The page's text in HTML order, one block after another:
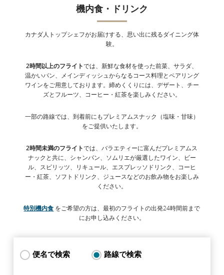
など、さまざまなサービスをご提供しています。お客様の目の前
で調理するライブクッキングステーションでは、著名シェフ デビ
す。*
詳細はこちら
および提携パートナーのラウンジ をご利用いただけます。受付で
搭乗券をご提示ください。
機内食・ドリンク
カナダ人トップシェフがお届けする、思い出に残るダイニング体
験。
2時間以上のフライトでは、新鮮な食材を使った前菜、サラダ、
温かいパン、メインディッシュからなるコース料理とペアリング
ワインをご用意しております。締めくくりには、デザート、チー
ズとフルーツ、コーヒー・紅茶を楽しみください。
一部の路線では、到着前にもプレミアムスナック（塩味・甘味）
をご提供いたします。
2時間未満のフライトでは、バラエティーに富んだプレミアムス
ナックと共に、シャンパン、ソムリエが厳選したワイン、ビー
ル、スピリッツ、リキュール、エスプレッソドリンク、コーヒ
ー・紅茶、ソフトドリンク、ジュースなどのお飲み物をお楽しみ
ください。
特別機内食 をご希望の方は、最初のフライトの出発24時間前まで
にお申し込みください。
便名で検索 路線で検索